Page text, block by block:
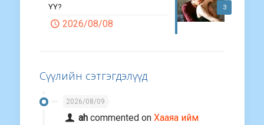
3
ҮҮ?
2026/08/08
Сүүлийн сэтгэгдэлүүд
2026/08/09
ah commented onХааяа ийм